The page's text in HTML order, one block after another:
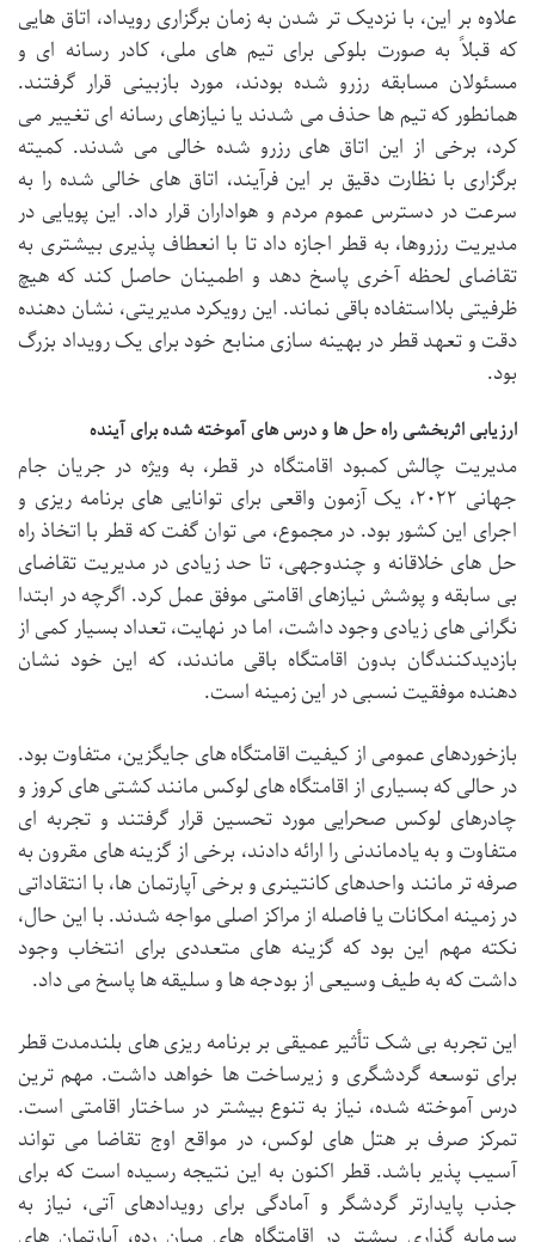
علاوه بر این، با نزدیک تر شدن به زمان برگزاری رویداد، اتاق هایی
که قبلاً به صورت بلوکی برای تیم های ملی، کادر رسانه ای و
مسئولان مسابقه رزرو شده بودند، مورد بازبینی قرار گرفتند.
همانطور که تیم ها حذف می شدند یا نیازهای رسانه ای تغییر می
کرد، برخی از این اتاق های رزرو شده خالی می شدند. کمیته
برگزاری با نظارت دقیق بر این فرآیند، اتاق های خالی شده را به
سرعت در دسترس عموم مردم و هواداران قرار داد. این پویایی در
مدیریت رزروها، به قطر اجازه داد تا با انعطاف پذیری بیشتری به
تقاضای لحظه آخری پاسخ دهد و اطمینان حاصل کند که هیچ
ظرفیتی بلااستفاده باقی نماند. این رویکرد مدیریتی، نشان دهنده
دقت و تعهد قطر در بهینه سازی منابع خود برای یک رویداد بزرگ
بود.
ارزیابی اثربخشی راه حل ها و درس های آموخته شده برای آینده
مدیریت چالش کمبود اقامتگاه در قطر، به ویژه در جریان جام
جهانی ۲۰۲۲، یک آزمون واقعی برای توانایی های برنامه ریزی و
اجرای این کشور بود. در مجموع، می توان گفت که قطر با اتخاذ راه
حل های خلاقانه و چندوجهی، تا حد زیادی در مدیریت تقاضای
بی سابقه و پوشش نیازهای اقامتی موفق عمل کرد. اگرچه در ابتدا
نگرانی های زیادی وجود داشت، اما در نهایت، تعداد بسیار کمی از
بازدیدکنندگان بدون اقامتگاه باقی ماندند، که این خود نشان
دهنده موفقیت نسبی در این زمینه است.
بازخوردهای عمومی از کیفیت اقامتگاه های جایگزین، متفاوت بود.
در حالی که بسیاری از اقامتگاه های لوکس مانند کشتی های کروز و
چادرهای لوکس صحرایی مورد تحسین قرار گرفتند و تجربه ای
متفاوت و به یادماندنی را ارائه دادند، برخی از گزینه های مقرون به
صرفه تر مانند واحدهای کانتینری و برخی آپارتمان ها، با انتقاداتی
در زمینه امکانات یا فاصله از مراکز اصلی مواجه شدند. با این حال،
نکته مهم این بود که گزینه های متعددی برای انتخاب وجود
داشت که به طیف وسیعی از بودجه ها و سلیقه ها پاسخ می داد.
این تجربه بی شک تأثیر عمیقی بر برنامه ریزی های بلندمدت قطر
برای توسعه گردشگری و زیرساخت ها خواهد داشت. مهم ترین
درس آموخته شده، نیاز به تنوع بیشتر در ساختار اقامتی است.
تمرکز صرف بر هتل های لوکس، در مواقع اوج تقاضا می تواند
آسیب پذیر باشد. قطر اکنون به این نتیجه رسیده است که برای
جذب پایدارتر گردشگر و آمادگی برای رویدادهای آتی، نیاز به